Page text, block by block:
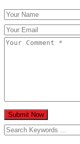
Submit Now